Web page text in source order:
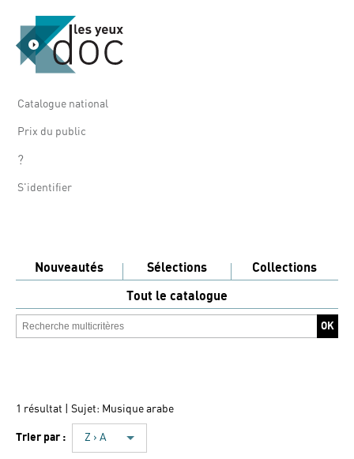
Catalogue national
Prix du public
?
S'identifier
Nouveautés Sélections
Collections
Tout le catalogue
1 résultat | Sujet: Musique arabe
Trier par : Z › A